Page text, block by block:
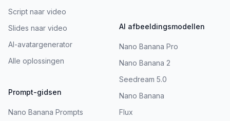
Script naar video
Slides naar video
AI-avatargenerator
Alle oplossingen
Prompt-gidsen
Nano Banana Prompts
AI afbeeldingsmodellen
Nano Banana Pro
Nano Banana 2
Seedream 5.0
Nano Banana
Flux